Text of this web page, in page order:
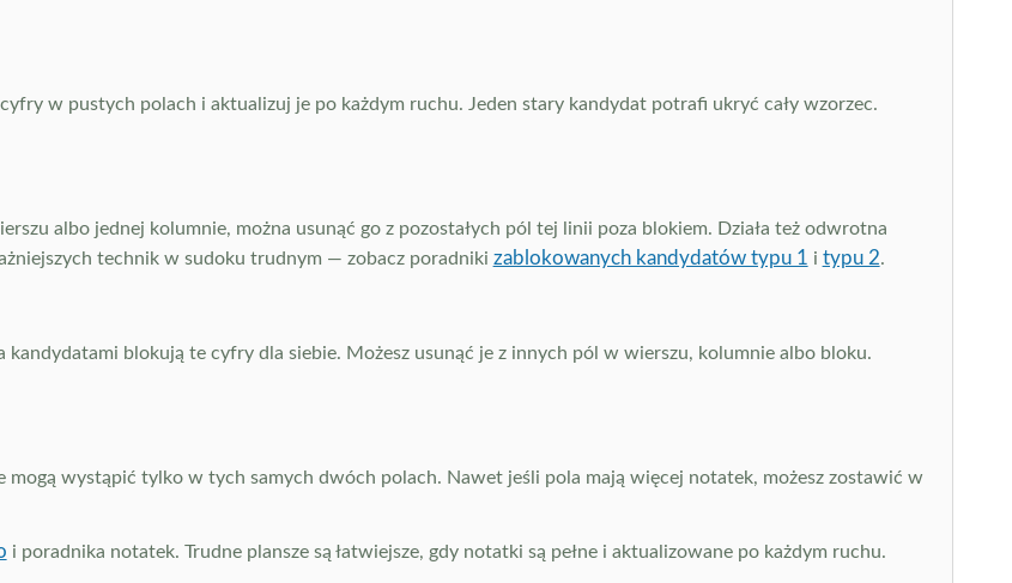
w pustych polach i aktualizuj je po każdym ruchu. Jeden stary kandydat potrafi ukryć cały wzorzec.
albo jednej kolumnie, można usunąć go z pozostałych pól tej linii poza blokiem. Działa też odwrotna
technik w sudoku trudnym — zobacz poradniki zablokowanych kandydatów typu 1 i typu 2.
kandydatami blokują te cyfry dla siebie. Możesz usunąć je z innych pól w wierszu, kolumnie albo bloku.
wystąpić tylko w tych samych dwóch polach. Nawet jeśli pola mają więcej notatek, możesz zostawić w
i poradnika notatek. Trudne plansze są łatwiejsze, gdy notatki są pełne i aktualizowane po każdym ruchu.